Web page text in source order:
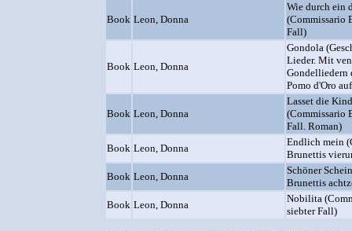
Book Leon, Donna
Wie durch ein
(Commissario
Fall)
Book Leon, Donna
Gondola
Lieder. Mit
Gondelliedern
Pomo d'Oro
Book Leon, Donna
Lasset die
(Commissario
Fall. Roman)
Book Leon, Donna
Endlich mein
Brunettis
Book Leon, Donna
Schöner
Brunettis
Book Leon, Donna
Nobilita
siebter Fall)